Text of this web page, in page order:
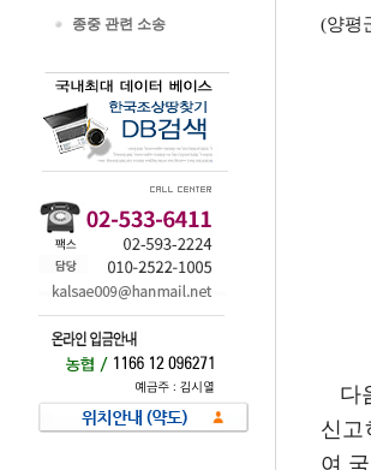
종중 관련 소송 (양평
다
신고
여